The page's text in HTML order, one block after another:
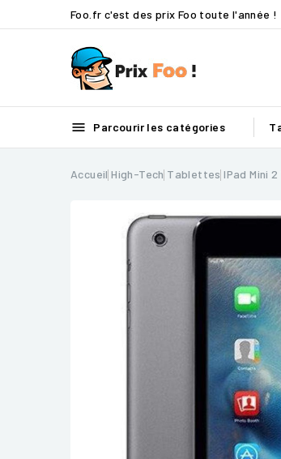
Foo.fr c'est des prix Foo toute l'année !
 Parcourir les catégories
Accueil High-Tech Tablettes IPad Mini 2